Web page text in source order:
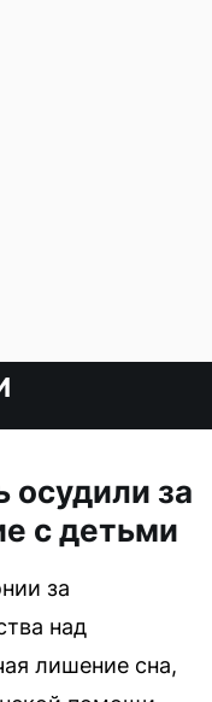
осудили за
с детьми
за
над
лишение сна,